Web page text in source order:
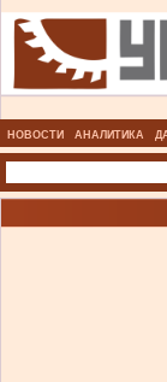
НОВОСТИ АНАЛИТИКА